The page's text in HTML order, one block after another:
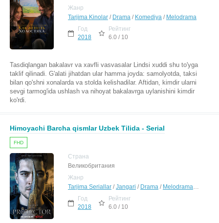
Жанр
Tarjima Kinolar / Drama / Komediya / Melodrama
Год
2018
Рейтинг
6.0 / 10
Tasdiqlangan bakalavr va xavfli vasvasalar Lindsi xuddi shu to'yga
taklif qilinadi. G'alati jihatdan ular hamma joyda: samolyotda, taksi
bilan qo'shni xonalarda va stolda kelishadilar. Aftidan, kimdir ularni
sevgi tarmog'ida ushlash va nihoyat bakalavrga uylanishini kimdir
ko'rdi.
Himoyachi Barcha qismlar Uzbek Tilida - Serial
FHD
Страна
Великобритания
Жанр
Tarjima Seriallar /Jangari / Drama / Melodrama/
Год
2018
Рейтинг
6.0 / 10